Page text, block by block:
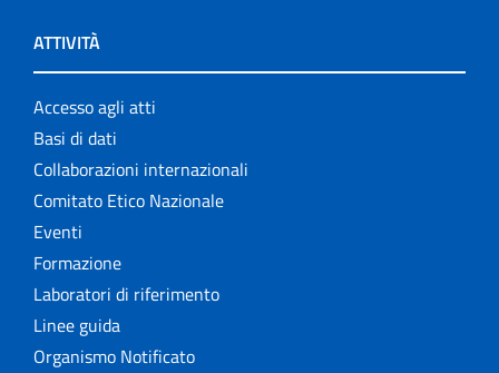
ATTIVITÀ
Accesso agli atti
Basi di dati
Collaborazioni internazionali
Comitato Etico Nazionale
Eventi
Formazione
Laboratori di riferimento
Linee guida
Organismo Notificato